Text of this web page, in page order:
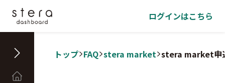
ログインはこちら
トップ FAQ stera market stera market申